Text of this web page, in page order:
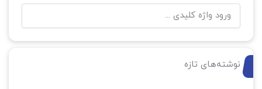
نوشته‌های تازه